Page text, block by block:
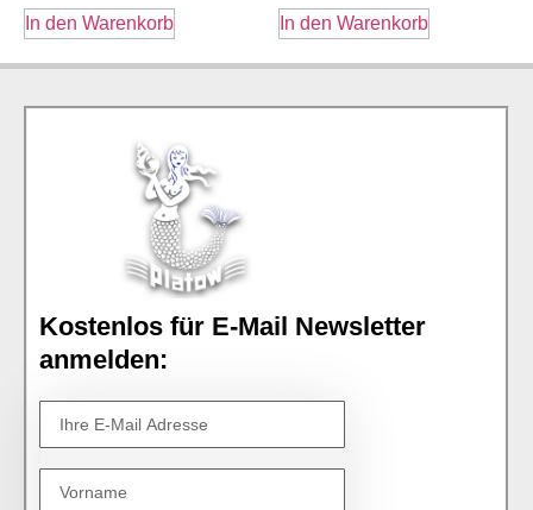
In den Warenkorb In den Warenkorb
Kostenlos für E-Mail Newsletter
anmelden: